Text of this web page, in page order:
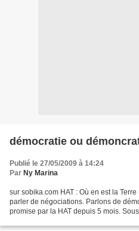
démocratie ou
Publié le 27/05/2009 à 14:24
Par Ny Marina
sur sobika.com HAT : Où en est la
parler de négociations. Parlons de
promise par la HAT depuis 5 mois.